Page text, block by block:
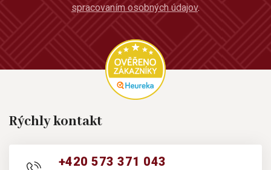
spracovaním osobných údajov.
Rýchly kontakt
+420 573 371 043